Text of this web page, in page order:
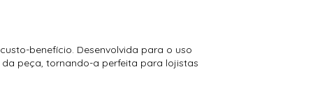
benefício. Desenvolvida para o uso
peça, tornando-a perfeita para lojistas